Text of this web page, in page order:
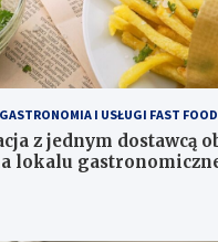
GASTRONOMIA I USŁUGI FAST FOOD
z jednym dostawcą
lokalu